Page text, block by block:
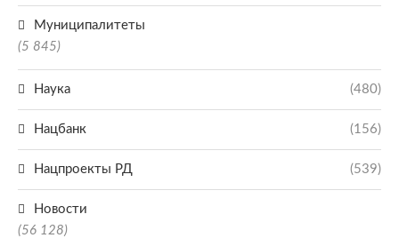
Муниципалитеты
(5 845)
Наука (480)
Нацбанк (156)
Нацпроекты РД (539)
Новости
(56 128)